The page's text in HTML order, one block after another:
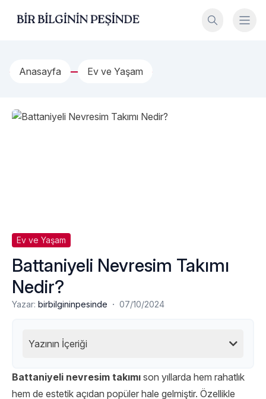
Bir Bilginin Peşinde!
Anasayfa Ev ve Yaşam
Ev ve Yaşam
Battaniyeli Nevresim Takımı
Nedir?
Yazar: birbilgininpesinde · 07/10/2024
Yazının İçeriği
Battaniyeli nevresim takımı son yıllarda hem rahatlık
hem de estetik açıdan popüler hale gelmiştir. Özellikle